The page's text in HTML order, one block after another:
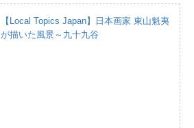
【Local Topics Japan】日本画家 東山魁夷
が描いた風景～九十九谷